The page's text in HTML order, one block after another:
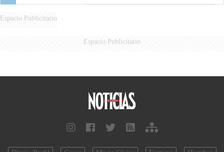
Espacio Publicitario
Espacio Publicitario